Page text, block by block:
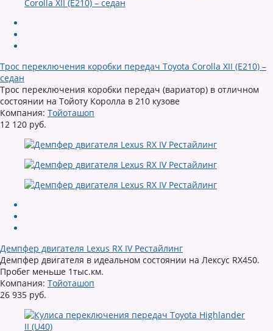
Трос переключения коробки передач Toyota Corolla XII (E210) –
седан
Трос переключения коробки передач (вариатор) в отличном
состоянии на Тойоту Королла в 210 кузове
Компания: Тойоташоп
12 120 руб.
Демпфер двигателя Lexus RX IV Рестайлинг
Демпфер двигателя в идеальном состоянии на Лексус RX450.
Пробег меньше 1тыс.км.
Компания: Тойоташоп
26 935 руб.